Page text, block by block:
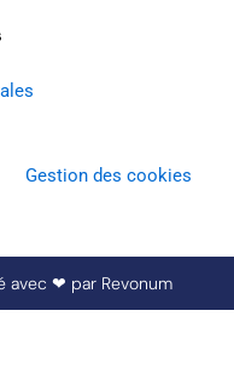
Gestion des cookies
avec ❤ par Revonum